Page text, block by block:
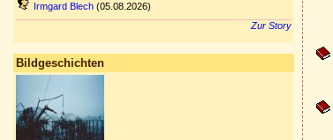
Irmgard Blech (05.08.2026)
Zur Story
Bildgeschichten